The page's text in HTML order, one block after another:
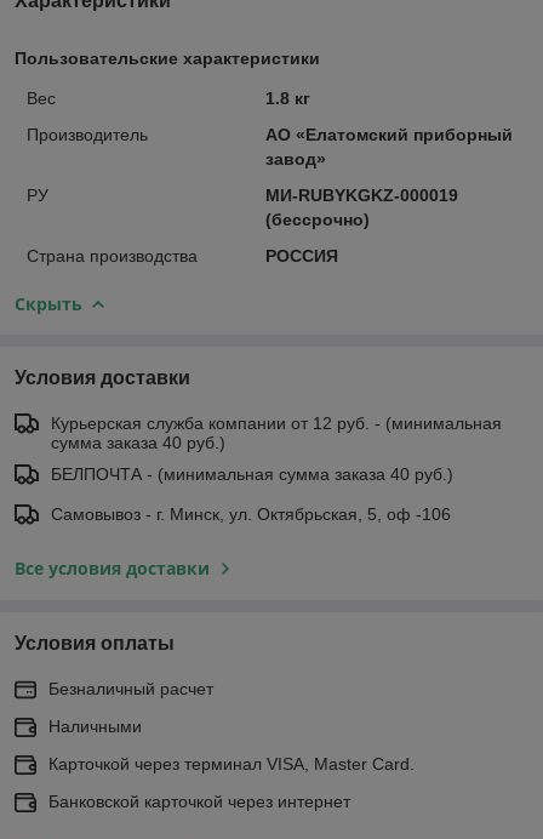
Пользовательские характеристики
Вес
1.8 кг
Производитель
АО «Елатомский приборный
завод»
РУ
МИ-RUBYKGKZ-000019
(бессрочно)
Страна производства
РОССИЯ
Скрыть
Условия доставки
Курьерская служба компании от 12 руб. - (минимальная
сумма заказа 40 руб.)
БЕЛПОЧТА - (минимальная сумма заказа 40 руб.)
Самовывоз - г. Минск, ул. Октябрьская, 5, оф -106
Все условия доставки
Условия оплаты
Безналичный расчет
Наличными
Карточкой через терминал VISA, Master Card.
Банковской карточкой через интернет